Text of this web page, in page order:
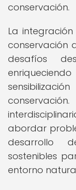
conservación.
La
conservación
desafíos
abordar
desarrollo
sostenibles
entorno